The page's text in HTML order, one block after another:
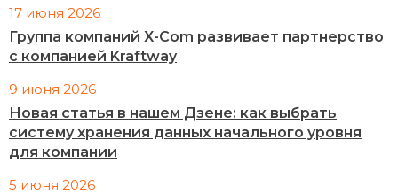
17 июня 2026
Группа компаний X-Com развивает партнерство
с компанией Kraftway
9 июня 2026
Новая статья в нашем Дзене: как выбрать
систему хранения данных начального уровня
для компании
5 июня 2026